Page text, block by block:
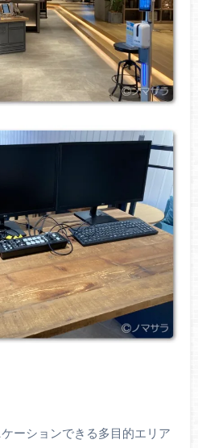
ーションできる多目的エリア